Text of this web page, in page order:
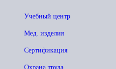
Учебный центр
Мед. изделия
Сертификация
Охрана труда